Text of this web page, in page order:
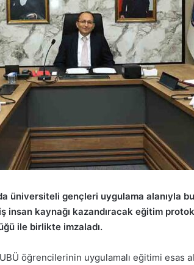
üniversiteli gençleri uygulama alanıyla
kaynağı kazandıracak eğitim
ile birlikte imzaladı.
öğrencilerinin uygulamalı eğitimi esas